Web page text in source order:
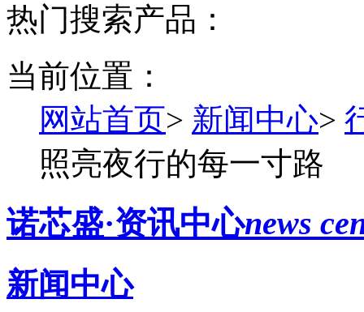
热门搜索产品：
当前位置：
网站首页> 新闻中心>
照亮夜行的每一寸路
诺芯盛·资讯中心news
新闻中心